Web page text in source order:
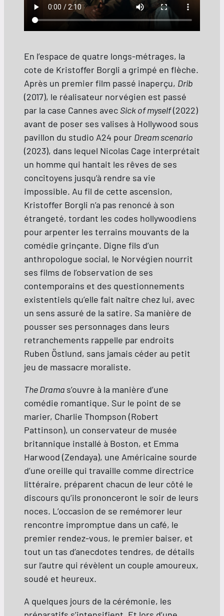
En l’espace de quatre longs-métrages, la
cote de Kristoffer Borgli a grimpé en flèche.
Après un premier film passé inaperçu, Drib
(2017), le réalisateur norvégien est passé
par la case Cannes avec Sick of myself(2022)
avant de poser ses valises à Hollywood sous
pavillon du studio A24 pour Dream scenario
(2023), dans lequel Nicolas Cage interprétait
un homme qui hantait les rêves de ses
concitoyens jusqu’à rendre sa vie
impossible. Au fil de cette ascension,
Kristoffer Borgli n’a pas renoncé à son
étrangeté, tordant les codes hollywoodiens
pour arpenter les terrains mouvants de la
comédie grinçante. Digne fils d’un
anthropologue social, le Norvégien nourrit
ses films de l’observation de ses
contemporains et des questionnements
existentiels qu’elle fait naître chez lui, avec
un sens assuré de la satire. Sa manière de
pousser ses personnages dans leurs
retranchements rappelle par endroits
Ruben Östlund, sans jamais céder au petit
jeu de massacre moraliste.
The Drama s’ouvre à la manière d’une
comédie romantique. Sur le point de se
marier, Charlie Thompson (Robert
Pattinson), un conservateur de musée
britannique installé à Boston, et Emma
Harwood (Zendaya), une Américaine sourde
d’une oreille qui travaille comme directrice
littéraire, préparent chacun de leur côté le
discours qu’ils prononceront le soir de leurs
noces. L’occasion de se remémorer leur
rencontre impromptue dans un café, le
premier rendez-vous, le premier baiser, et
tout un tas d’anecdotes tendres, de détails
sur l’autre qui révèlent un couple amoureux,
soudé et heureux.
A quelques jours de la cérémonie, les